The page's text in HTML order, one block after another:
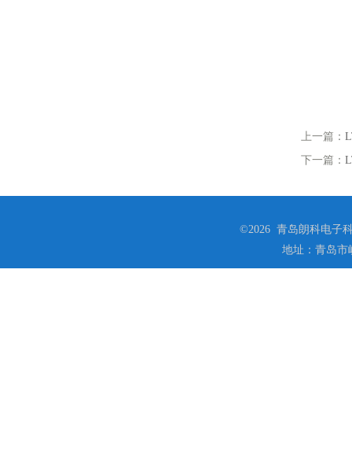
上一篇：
下一篇：
©2026 青岛朗科电子
地址：青岛市